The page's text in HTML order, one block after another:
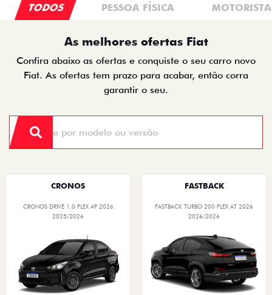
TODOS PESSOA FÍSICA
As melhores ofertas Fiat
Confira abaixo as ofertas e conquiste o seu carro novo
Fiat. As ofertas tem prazo para acabar, então corra
garantir o seu.
CRONOS
CRONOS DRIVE 1.0 FLEX 4P 2026
2025/2026
FASTBACK
FASTBACK TURBO 200 FLEX AT 2026
2026/2026